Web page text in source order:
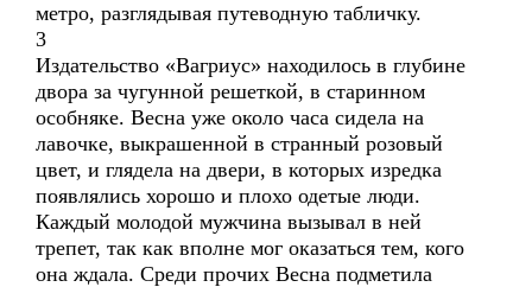
метро, разглядывая путеводную табличку.
3
Издательство «Вагриус» находилось в глубине
двора за чугунной решеткой, в старинном
особняке. Весна уже около часа сидела на
лавочке, выкрашенной в странный розовый
цвет, и глядела на двери, в которых изредка
появлялись хорошо и плохо одетые люди.
Каждый молодой мужчина вызывал в ней
трепет, так как вполне мог оказаться тем, кого
она ждала. Среди прочих Весна подметила